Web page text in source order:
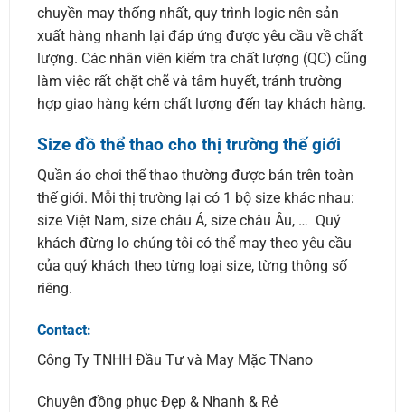
chuyền may thống nhất, quy trình logic nên sản
xuất hàng nhanh lại đáp ứng được yêu cầu về chất
lượng. Các nhân viên kiểm tra chất lượng (QC) cũng
làm việc rất chặt chẽ và tâm huyết, tránh trường
hợp giao hàng kém chất lượng đến tay khách hàng.
Size đồ thể thao cho thị trường thế giới
Quần áo chơi thể thao thường được bán trên toàn
thế giới. Mỗi thị trường lại có 1 bộ size khác nhau:
size Việt Nam, size châu Á, size châu Âu, … Quý
khách đừng lo chúng tôi có thể may theo yêu cầu
của quý khách theo từng loại size, từng thông số
riêng.
Contact:
Công Ty TNHH Đầu Tư và May Mặc TNano
Chuyên đồng phục Đẹp & Nhanh & Rẻ